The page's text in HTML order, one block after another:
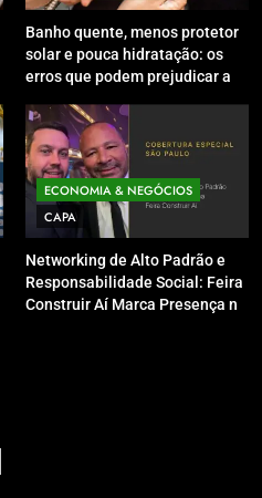
Banho quente, menos protetor
solar e pouca hidratação: os
erros que podem prejudicar a
inverno
ECONOMIA & NEGÓCIOS
CAPA
Networking de Alto Padrão e
Responsabilidade Social: Feira
Construir Aí Marca Presença no